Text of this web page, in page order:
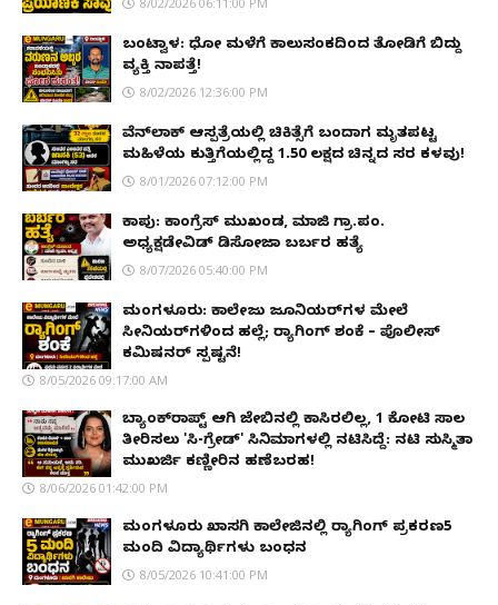
ಬಂಟ್ವಾಳ: ಧೋ ಮಳೆಗೆ ಕಾಲುಸಂಕದಿಂದ ತೋಡಿಗೆ ಬಿದ್ದು
ವ್ಯಕ್ತಿ ನಾಪತ್ತೆ!
8/02/2026 12:36:00 PM
ವೆನ್‌ಲಾಕ್ ಆಸ್ಪತ್ರೆಯಲ್ಲಿ ಚಿಕಿತ್ಸೆಗೆ ಬಂದಾಗ ಮೃತಪಟ್ಟ
ಮಹಿಳೆಯ ಕುತ್ತಿಗೆಯಲ್ಲಿದ್ದ ₹1.50 ಲಕ್ಷದ ಚಿನ್ನದ ಸರ ಕಳವು!
8/01/2026 07:12:00 PM
ಕಾಪು: ಕಾಂಗ್ರೆಸ್ ಮುಖಂಡ, ಮಾಜಿ ಗ್ರಾ.ಪಂ.
ಅಧ್ಯಕ್ಷಡೇವಿಡ್ ಡಿಸೋಜಾ ಬರ್ಬರ ಹತ್ಯೆ
8/07/2026 05:40:00 PM
ಮಂಗಳೂರು: ಕಾಲೇಜು ಜೂನಿಯರ್‌ಗಳ ಮೇಲೆ
ಸೀನಿಯರ್‌ಗಳಿಂದ ಹಲ್ಲೆ; ರ‌್ಯಾಗಿಂಗ್ ಶಂಕೆ – ಪೊಲೀಸ್
ಕಮಿಷನರ್ ಸ್ಪಷ್ಟನೆ!
8/05/2026 09:17:00 AM
ಬ್ಯಾಂಕ್‌ರಾಪ್ಟ್‌ ಆಗಿ ಜೇಬಿನಲ್ಲಿ ಕಾಸಿರಲಿಲ್ಲ, ₹1 ಕೋಟಿ ಸಾಲ
ತೀರಿಸಲು 'ಸಿ-ಗ್ರೇಡ್' ಸಿನಿಮಾಗಳಲ್ಲಿ ನಟಿಸಿದ್ದೆ: ನಟಿ ಸುಸ್ಮಿತಾ
ಮುಖರ್ಜಿ ಕಣ್ಣೀರಿನ ಹಣೆಬರಹ!
8/06/2026 01:42:00 PM
ಮಂಗಳೂರು ಖಾಸಗಿ ಕಾಲೇಜಿನಲ್ಲಿ ರ‌್ಯಾಗಿಂಗ್ ಪ್ರಕರಣ5
ಮಂದಿ ವಿದ್ಯಾರ್ಥಿಗಳು ಬಂಧನ
8/05/2026 10:41:00 PM